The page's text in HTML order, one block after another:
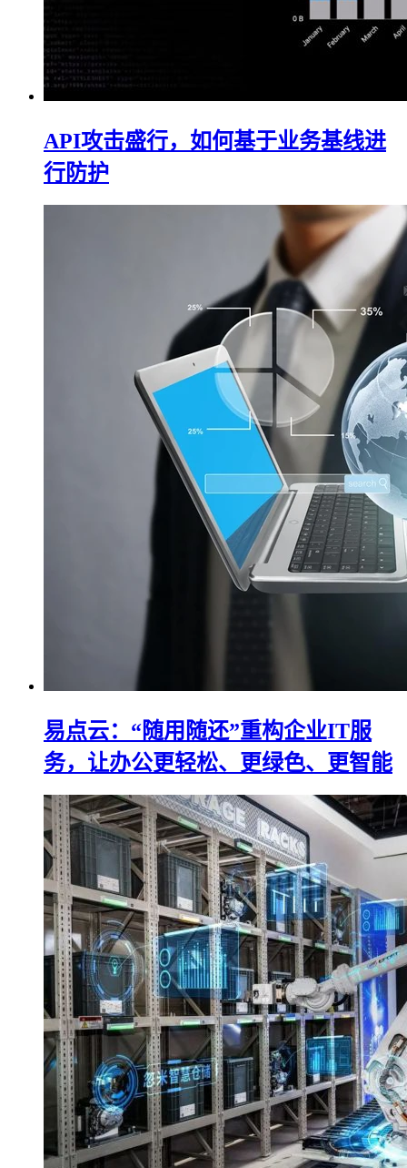
API攻击盛行，如何基于业务基线进
行防护
易点云：“随用随还”重构企业IT服
务，让办公更轻松、更绿色、更智能